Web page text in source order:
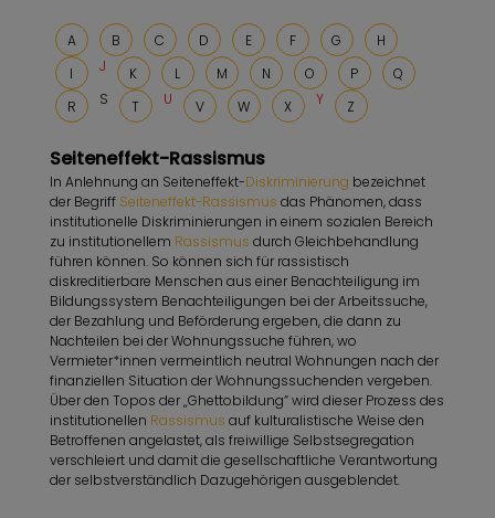
A B C D E F G
H
I
J K L M N O P
Q
R
S T U V W X Y Z
Seiteneffekt-Rassismus
In Anlehnung an Seiteneffekt-Diskriminierung bezeichnet
der Begriff Seiteneffekt-Rassismus das Phänomen, dass
institutionelle Diskriminierungen in einem sozialen Bereich
zu institutionellem Rassismus durch Gleichbehandlung
führen können. So können sich für rassistisch
diskreditierbare Menschen aus einer Benachteiligung im
Bildungssystem Benachteiligungen bei der Arbeitssuche,
der Bezahlung und Beförderung ergeben, die dann zu
Nachteilen bei der Wohnungssuche führen, wo
Vermieter*innen vermeintlich neutral Wohnungen nach der
finanziellen Situation der Wohnungssuchenden vergeben.
Über den Topos der „Ghettobildung“ wird dieser Prozess des
institutionellen Rassismus auf kulturalistische Weise den
Betroffenen angelastet, als freiwillige Selbstsegregation
verschleiert und damit die gesellschaftliche Verantwortung
der selbstverständlich Dazugehörigen ausgeblendet.